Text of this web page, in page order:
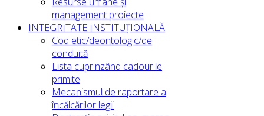
management proiecte
INTEGRITATE INSTITUȚIONALĂ
Cod etic/deontologic/de
conduită
Lista cuprinzând cadourile
primite
Mecanismul de raportare a
încălcărilor legii